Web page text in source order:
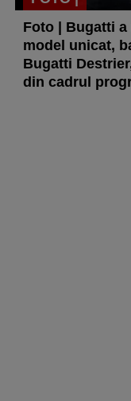
Foto | Bugatti
model unicat,
Bugatti
din cadrul